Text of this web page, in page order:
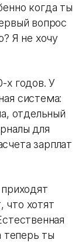
когда ты
вопрос
Я не хочу
х годов. У
система:
отдельный
для
зарплат
что хотят
теперь ты